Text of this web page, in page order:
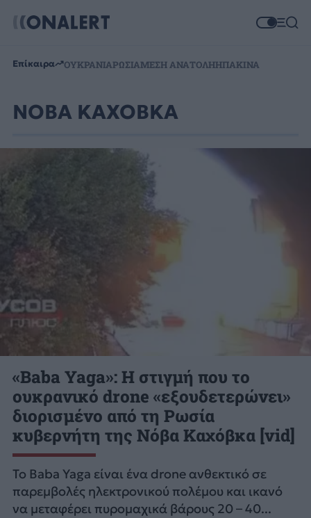
Επίκαιρα ΟΥΚΡΑΝΙΑΡΩΣΙΑΜΕΣΗ ΑΝΑΤΟΛΗΗΠΑΚΙΝΑ
ΝΟΒΑ ΚΑΧΟΒΚΑ
«Baba Yaga»: Η στιγμή που το
ουκρανικό drone «εξουδετερώνει»
διορισμένο από τη Ρωσία
κυβερνήτη της Νόβα Καχόβκα [vid]
Το Baba Yaga είναι ένα drone ανθεκτικό σε
παρεμβολές ηλεκτρονικού πολέμου και ικανό
να μεταφέρει πυρομαχικά βάρους 20 – 40...